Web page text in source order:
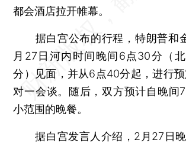
都会酒店拉开帷幕。
据白宫公布的行程，特朗普和
月27日河内时间晚间6点30分（
分）见面，并从6点40分起，进行
对一会谈。随后，双方预计自晚间
小范围的晚餐。
据白宫发言人介绍，2月27日晚